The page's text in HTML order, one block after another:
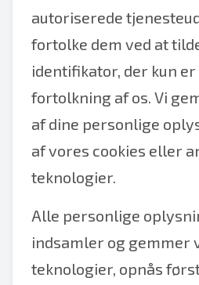
autoriserede
fortolke dem ved at
identifikator, der kun
fortolkning af os. Vi
af dine personlige
af vores cookies eller
teknologier.
Alle personlige
indsamler og gemmer
teknologier, opnås